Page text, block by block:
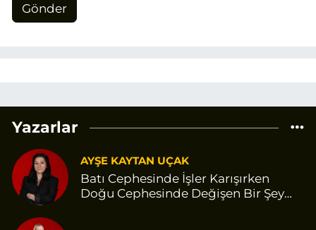
Gönder
Yazarlar
AYŞE KAYTAN UÇAK
Batı Cephesinde İşler Karışırken
Doğu Cephesinde Değişen Bir Şey